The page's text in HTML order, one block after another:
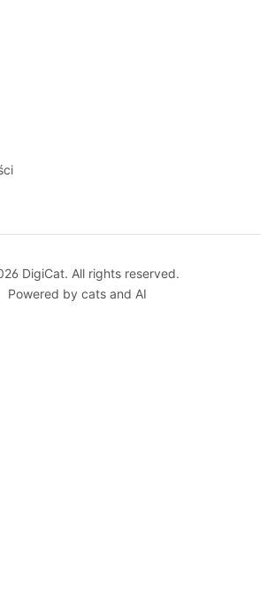
DigiCat. All rights reserved.
Powered by cats and AI